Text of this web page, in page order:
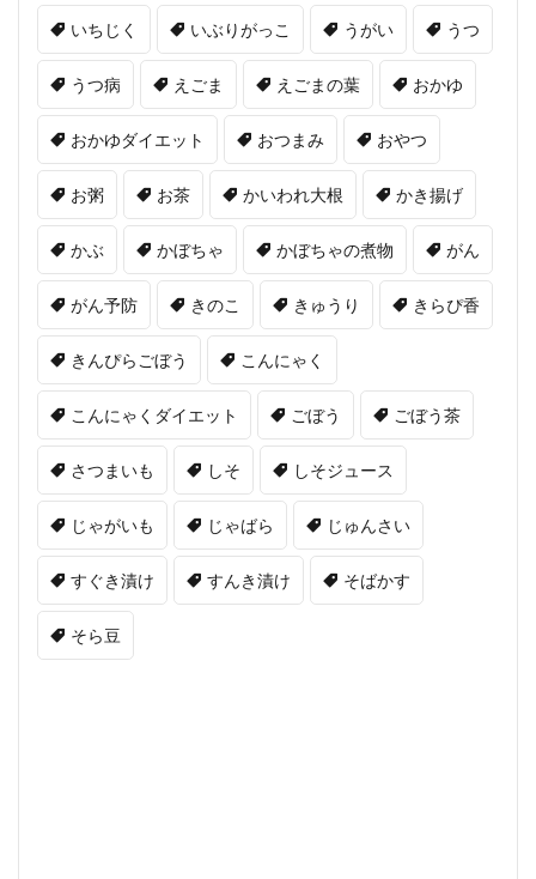
いちじく いぶりがっこ うがい うつ
うつ病 えごま えごまの葉 おかゆ
おかゆダイエット おつまみ おやつ
お粥 お茶 かいわれ大根 かき揚げ
かぶ かぼちゃ かぼちゃの煮物 がん
がん予防 きのこ きゅうり きらぴ香
きんぴらごぼう こんにゃく
こんにゃくダイエット ごぼう ごぼう茶
さつまいも しそ しそジュース
じゃがいも じゃばら じゅんさい
すぐき漬け すんき漬け そばかす
そら豆